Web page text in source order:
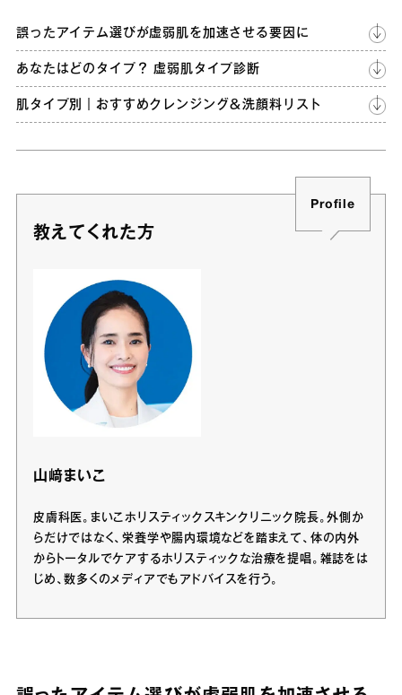
誤ったアイテム選びが虚弱肌を加速させる要因に
あなたはどのタイプ？ 虚弱肌タイプ診断
肌タイプ別｜おすすめクレンジング＆洗顔料リスト
教えてくれた方
Profile
山﨑まいこ
皮膚科医。まいこホリスティックスキンクリニック院長。外側か
らだけではなく、栄養学や腸内環境などを踏まえて、体の内外
からトータルでケアするホリスティックな治療を提唱。雑誌をは
じめ、数多くのメディアでもアドバイスを行う。